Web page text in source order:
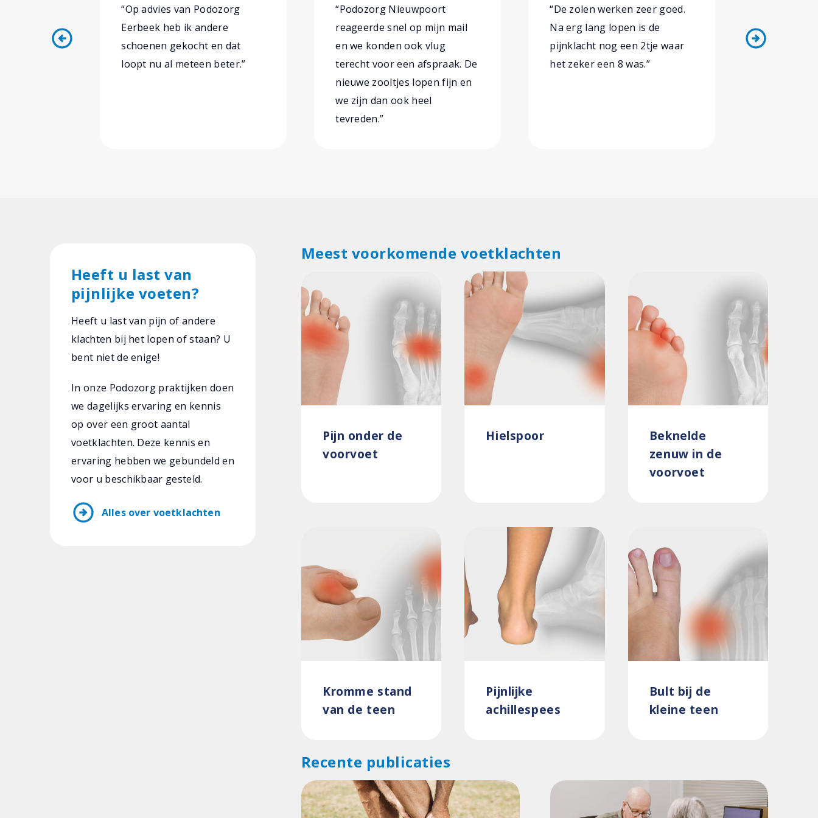
arrow_circle_left
“Op advies van Podozorg
Eerbeek heb ik andere
schoenen gekocht en dat
loopt nu al meteen beter.”
“Podozorg Nieuwpoort
reageerde snel op mijn mail
en we konden ook vlug
terecht voor een afspraak. De
nieuwe zooltjes lopen fijn en
we zijn dan ook heel
tevreden.”
“De zolen werken zeer goed.
Na erg lang lopen is de
pijnklacht nog een 2tje waar
het zeker een 8 was.”
werd een
arrow_circle_right
Heeft u last van
pijnlijke voeten?
Heeft u last van pijn of andere
klachten bij het lopen of staan? U
bent niet de enige!
In onze Podozorg praktijken doen
we dagelijks ervaring en kennis
op over een groot aantal
voetklachten. Deze kennis en
ervaring hebben we gebundeld en
voor u beschikbaar gesteld.
arrow_circle_right Alles over voetklachten
Meest voorkomende voetklachten
Pijn onder de
voorvoet
Hielspoor
Beknelde
zenuw in de
voorvoet
Kromme stand
van de teen
Pijnlijke
achillespees
Bult bij de
kleine teen
Recente publicaties